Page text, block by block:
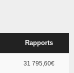
Rapports
31 795,60€